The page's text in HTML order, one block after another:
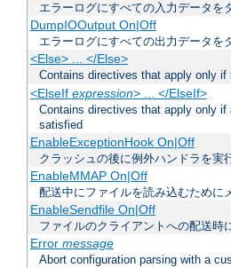
エラーログにすべての入力データを
DumpIOOutput On|Off
エラーログにすべての出力データを
<Else> ... </Else>
Contains directives that apply only if
<ElseIf expression> ... </ElseIf>
Contains directives that apply only
satisfied
EnableExceptionHook On|Off
クラッシュの後に例外ハンドラを実
EnableMMAP On|Off
配送中にファイルを読み込むために
EnableSendfile On|Off
ファイルのクライアントへの配送
Error message
Abort configuration parsing with a